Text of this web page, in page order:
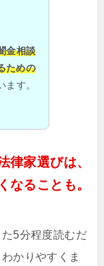
金相談
ための
す。
律家選びは、
なることも。
5分程度読むだ
かりやすくま